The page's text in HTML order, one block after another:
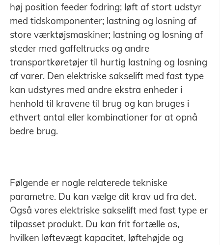
høj position feeder fodring; løft af stort udstyr
med tidskomponenter; lastning og losning af
store værktøjsmaskiner; lastning og losning af
steder med gaffeltrucks og andre
transportkøretøjer til hurtig lastning og losning
af varer. Den elektriske sakselift med fast type
kan udstyres med andre ekstra enheder i
henhold til kravene til brug og kan bruges i
ethvert antal eller kombinationer for at opnå
bedre brug.
Følgende er nogle relaterede tekniske
parametre. Du kan vælge dit krav ud fra det.
Også vores elektriske sakselift med fast type er
tilpasset produkt. Du kan frit fortælle os,
hvilken løftevægt kapacitet, løftehøjde og